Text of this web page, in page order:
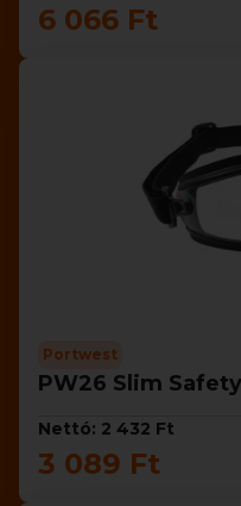
6 066 Ft
Portwest
PW26 Slim
Nettó: 2 432 Ft
3 089 Ft